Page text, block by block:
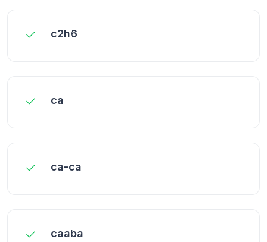
c2h6
ca
ca-ca
caaba